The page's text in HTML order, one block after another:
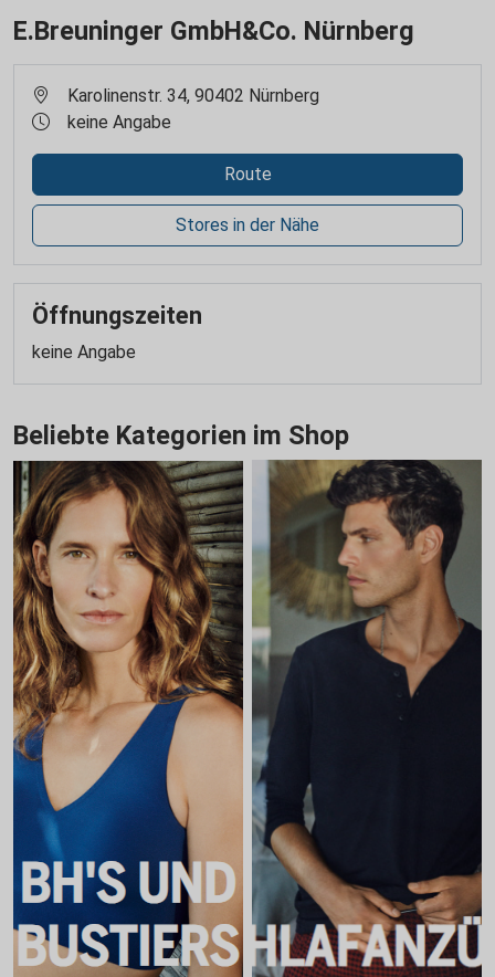
E.Breuninger GmbH&Co. Nürnberg
Karolinenstr. 34, 90402 Nürnberg
keine Angabe
Route
Stores in der Nähe
Öffnungszeiten
keine Angabe
Beliebte Kategorien im Shop